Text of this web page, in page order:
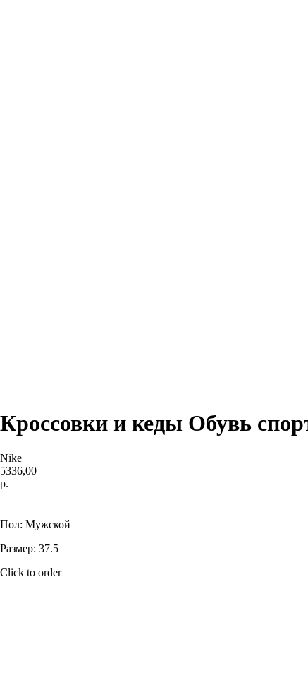
Кроссовки и кеды Обувь
Nike
5336,00
р.
Пол: Мужской
Размер: 37.5
Click to order